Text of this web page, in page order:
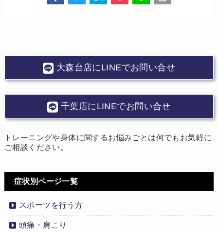
大森台店にLINEでお問い合せ
千葉店にLINEでお問い合せ
トレーニングや身体に関するお悩みごとは何でもお気軽に
ご相談ください。
症状別ページ一覧
スポーツを行う方
頭痛・肩こり